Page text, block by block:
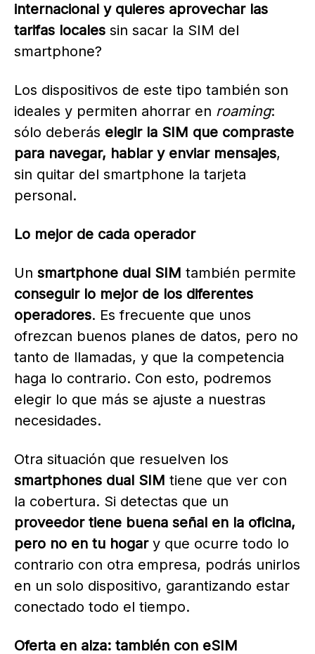
internacional y quieres aprovechar las
tarifas locales sin sacar la SIM del
smartphone?
Los dispositivos de este tipo también son
ideales y permiten ahorrar en roaming:
sólo deberás elegir la SIM que compraste
para navegar, hablar y enviar mensajes,
sin quitar del smartphone la tarjeta
personal.
Lo mejor de cada operador
Un smartphone dual SIM también permite
conseguir lo mejor de los diferentes
operadores. Es frecuente que unos
ofrezcan buenos planes de datos, pero no
tanto de llamadas, y que la competencia
haga lo contrario. Con esto, podremos
elegir lo que más se ajuste a nuestras
necesidades.
Otra situación que resuelven los
smartphones dual SIM tiene que ver con
la cobertura. Si detectas que un
proveedor tiene buena señal en la oficina,
pero no en tu hogary que ocurre todo lo
contrario con otra empresa, podrás unirlos
en un solo dispositivo, garantizando estar
conectado todo el tiempo.
Oferta en alza: también con eSIM